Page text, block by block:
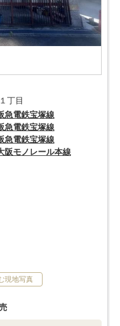
丁目
急電鉄宝塚線
急電鉄宝塚線
急電鉄宝塚線
阪モノレール本線
現地写真